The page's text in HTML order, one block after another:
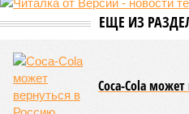
ЕЩЕ ИЗ
Coca-Cola